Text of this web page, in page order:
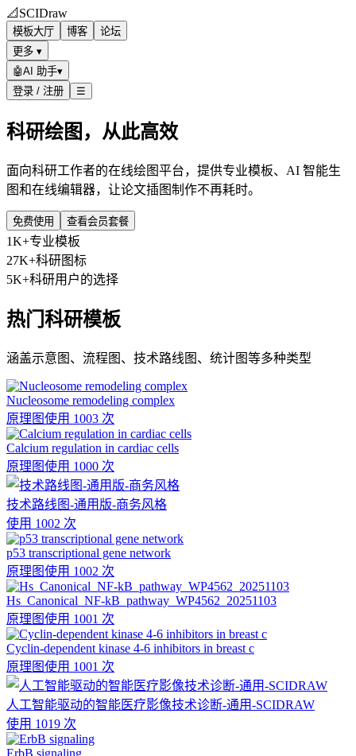
📐 SCIDraw
模板大厅 博客
论坛
更多 ▾
🤖AI 助手▾
登录 / 注册
☰
科研绘图，从此高效
面向科研工作者的在线绘图平台，提供专业模板、AI 智能生
图和在线编辑器，让论文插图制作不再耗时。
免费使用 查看会员套餐
1K+专业模板
27K+科研图标
5K+科研用户的选择
热门科研模板
涵盖示意图、流程图、技术路线图、统计图等多种类型
Nucleosome remodeling complex
原理图使用 1003 次
Calcium regulation in cardiac cells
原理图使用 1000 次
技术路线图-通用版-商务风格
使用 1002 次
p53 transcriptional gene network
原理图使用 1002 次
Hs_Canonical_NF-kB_pathway_WP4562_20251103
原理图使用 1001 次
Cyclin-dependent kinase 4-6 inhibitors in breast c
原理图使用 1001 次
人工智能驱动的智能医疗影像技术诊断-通用-SCIDRAW
使用 1019 次
ErbB signaling